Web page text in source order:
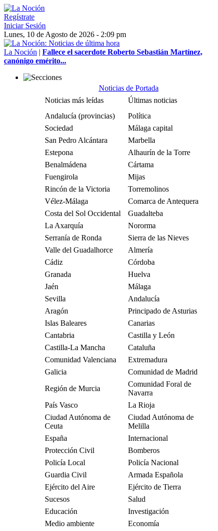
Regístrate
Iniciar Sesión
Lunes, 10 de Agosto de 2026 - 2:09 pm
La Noción | Fallece el sacerdote Roberto Sebastián Martínez,
canónigo emérito...
Noticias de Portada
Noticias más leídas
Últimas noticias
Andalucía (provincias)
Política
Sociedad
Málaga capital
San Pedro Alcántara
Marbella
Estepona
Alhaurín de la Torre
Benalmádena
Cártama
Fuengirola
Mijas
Rincón de la Victoria
Torremolinos
Vélez-Málaga
Comarca de Antequera
Costa del Sol Occidental
Guadalteba
La Axarquía
Nororma
Serranía de Ronda
Sierra de las Nieves
Valle del Guadalhorce
Almería
Cádiz
Córdoba
Granada
Huelva
Jaén
Málaga
Sevilla
Andalucía
Aragón
Principado de Asturias
Islas Baleares
Canarias
Cantabria
Castilla y León
Castilla-La Mancha
Cataluña
Comunidad Valenciana
Extremadura
Galicia
Comunidad de Madrid
Región de Murcia
Comunidad Foral de
Navarra
País Vasco
La Rioja
Ciudad Autónoma de
Ceuta
Ciudad Autónoma de
Melilla
España
Internacional
Protección Civil
Bomberos
Policía Local
Policía Nacional
Guardia Civil
Armada Española
Ejército del Aire
Ejército de Tierra
Sucesos
Salud
Educación
Investigación
Medio ambiente
Economía